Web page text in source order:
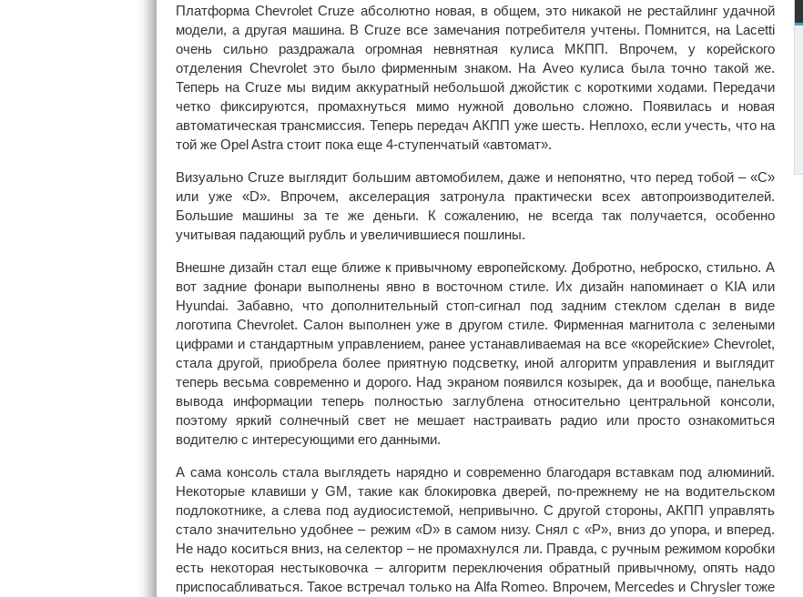
Платформа Chevrolet Cruze абсолютно новая, в общем, это никакой не рестайлинг удачной
модели, а другая машина. В Cruze все замечания потребителя учтены. Помнится, на Lacetti
очень сильно раздражала огромная невнятная кулиса МКПП. Впрочем, у корейского
отделения Chevrolet это было фирменным знаком. На Aveo кулиса была точно такой же.
Теперь на Cruze мы видим аккуратный небольшой джойстик с короткими ходами. Передачи
четко фиксируются, промахнуться мимо нужной довольно сложно. Появилась и новая
автоматическая трансмиссия. Теперь передач АКПП уже шесть. Неплохо, если учесть, что на
той же Opel Astra стоит пока еще 4-ступенчатый «автомат».
Визуально Cruze выглядит большим автомобилем, даже и непонятно, что перед тобой – «C»
или уже «D». Впрочем, акселерация затронула практически всех автопроизводителей.
Большие машины за те же деньги. К сожалению, не всегда так получается, особенно
учитывая падающий рубль и увеличившиеся пошлины.
Внешне дизайн стал еще ближе к привычному европейскому. Добротно, неброско, стильно. А
вот задние фонари выполнены явно в восточном стиле. Их дизайн напоминает о KIA или
Hyundai. Забавно, что дополнительный стоп-сигнал под задним стеклом сделан в виде
логотипа Chevrolet. Салон выполнен уже в другом стиле. Фирменная магнитола с зелеными
цифрами и стандартным управлением, ранее устанавливаемая на все «корейские» Chevrolet,
стала другой, приобрела более приятную подсветку, иной алгоритм управления и выглядит
теперь весьма современно и дорого. Над экраном появился козырек, да и вообще, панелька
вывода информации теперь полностью заглублена относительно центральной консоли,
поэтому яркий солнечный свет не мешает настраивать радио или просто ознакомиться
водителю с интересующими его данными.
А сама консоль стала выглядеть нарядно и современно благодаря вставкам под алюминий.
Некоторые клавиши у GM, такие как блокировка дверей, по-прежнему не на водительском
подлокотнике, а слева под аудиосистемой, непривычно. С другой стороны, АКПП управлять
стало значительно удобнее – режим «D» в самом низу. Снял с «P», вниз до упора, и вперед.
Не надо коситься вниз, на селектор – не промахнулся ли. Правда, с ручным режимом коробки
есть некоторая нестыковочка – алгоритм переключения обратный привычному, опять надо
приспосабливаться. Такое встречал только на Alfa Romeo. Впрочем, Mercedes и Chrysler тоже